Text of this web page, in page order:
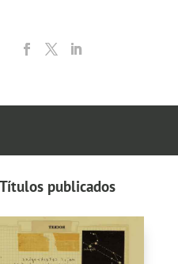
Títulos publicados